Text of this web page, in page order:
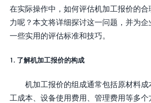
在实际操作中，如何评估机加工报价的
力呢？本文将详细探讨这一问题，并为
一些实用的评估标准和技巧。
1. 了解机加工报价的构成
机加工报价的组成通常包括原材料成
工成本、设备使用费用、管理费用等多